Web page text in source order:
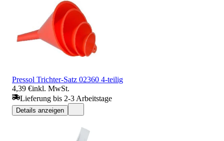
Pressol Trichter-Satz 02360 4-teilig
4,39 €inkl. MwSt.
Lieferung bis 2-3 Arbeitstage
Details anzeigen